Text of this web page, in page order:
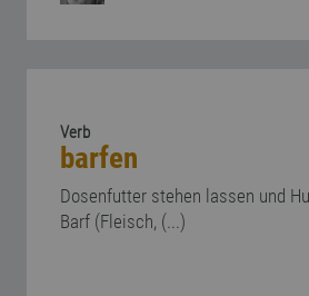
Verb
barfen
Dosenfutter stehen lassen und
Barf (Fleisch, (...)